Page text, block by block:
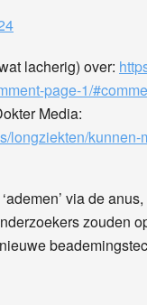
lacherig) over:
page-1/
Media:
longziekten/
via de
zouden